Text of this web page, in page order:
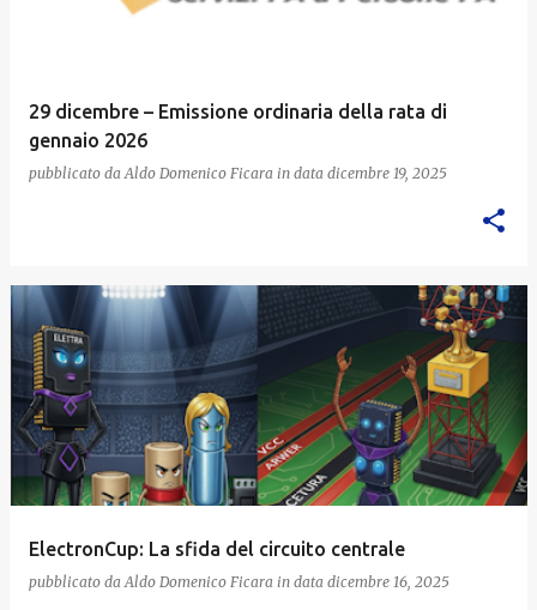
29 dicembre – Emissione ordinaria della rata di
gennaio 2026
pubblicato da Aldo Domenico Ficara in data dicembre 19, 2025
ElectronCup: La sfida del circuito centrale
pubblicato da Aldo Domenico Ficara in data dicembre 16, 2025